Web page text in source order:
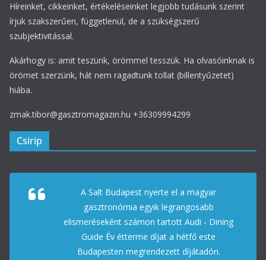
Híreinket, cikkeinket, értékeléseinket legjobb tudásunk szerint
írjuk szakszerűen, függetlenül, de a szükségszerű
szubjektivitással.
Akárhogy is: amit teszünk, örömmel tesszük. Ha olvasóinknak is
örömet szerzünk, hát nem ragadtunk tollat (billentyűzetet)
hiába.
zmak.tibor@gasztromagazin.hu +36309994299
Csirip
A Salt Budapest nyerte el a magyar
gasztronómia egyik legrangosabb
elismeréseként számon tartott Audi - Dining
Guide Év étterme díjat a hétfő este
Budapesten megrendezett díjátadón.